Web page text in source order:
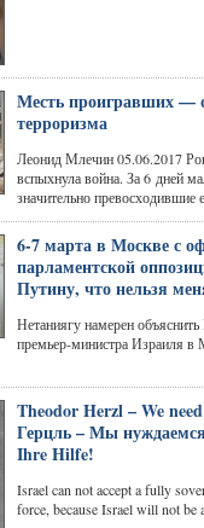
Месть проигравших —
терроризма
Леонид Млечин 05.06.2017
вспыхнула война. За 6 дней
значительно превосходившие
6-7 марта в Москве с
парламентской
Путину, что нельзя
Нетаниягу намерен
премьер-министра Израиля в
Theodor Herzl – We
Герцль – Мы
Ihre Hilfe!
Israel can not accept a fully
force, because Israel will not be